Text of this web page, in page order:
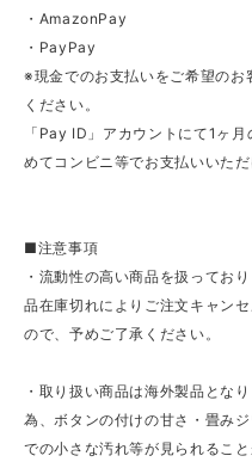
・AmazonPay
・PayPay
※現金でのお支払いをご希望の
ください。
「Pay ID」アカウントにて1ヶ
めてコンビニ等でお支払いいた
■注意事項
・流動性の高い商品を扱ってお
品在庫切れによりご注文キャン
ので、予めご了承ください。
・取り扱い商品は海外製品とな
為、ボタンの付けの甘さ・畳み
での小さな汚れ等が見られること